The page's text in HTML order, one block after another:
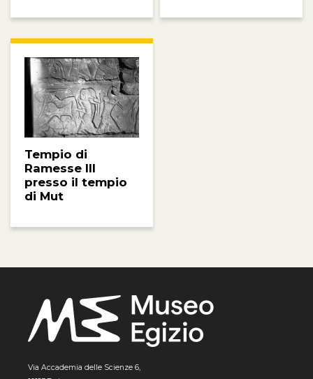
Tempio di
Ramesse III
presso il tempio
di Mut
Via Accademia delle Scienze 6,